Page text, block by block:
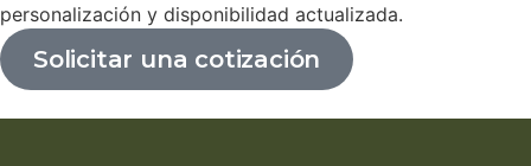
personalización y disponibilidad actualizada.
Solicitar una cotización